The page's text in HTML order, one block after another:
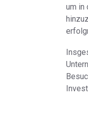
um in